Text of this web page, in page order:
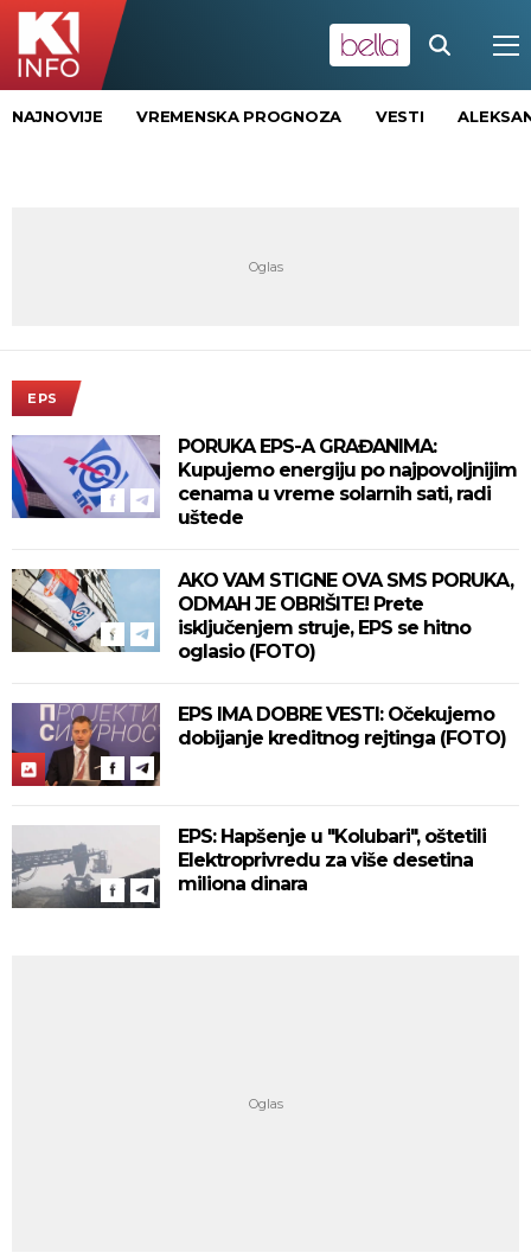
NAJNOVIJE VREMENSKA PROGNOZA VESTI
EPS
PORUKA EPS-A GRAĐANIMA:
Kupujemo energiju po najpovoljnijim
cenama u vreme solarnih sati, radi
uštede
AKO VAM STIGNE OVA SMS PORUKA,
ODMAH JE OBRIŠITE! Prete
isključenjem struje, EPS se hitno
oglasio (FOTO)
EPS IMA DOBRE VESTI: Očekujemo
dobijanje kreditnog rejtinga (FOTO)
EPS: Hapšenje u "Kolubari", oštetili
Elektroprivredu za više desetina
miliona dinara